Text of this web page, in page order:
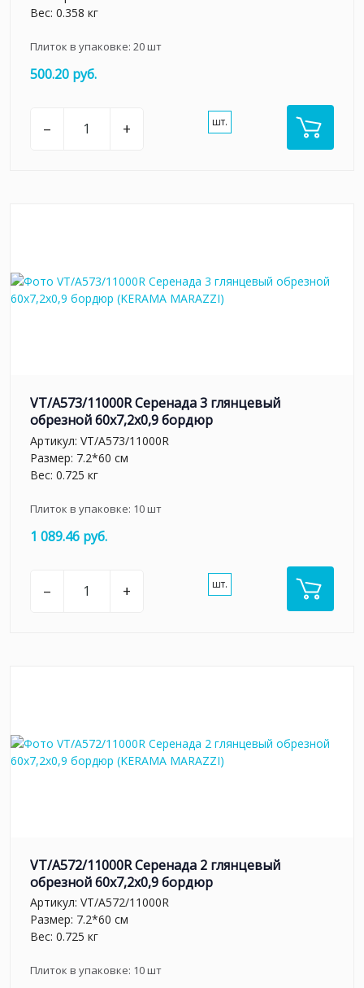
Вес: 0.358 кг
Плиток в упаковке: 20шт
500.20 руб.
– + шт.
VT/A573/11000R Серенада 3 глянцевый
обрезной 60x7,2x0,9 бордюр
Артикул: VT/A573/11000R
Размер: 7.2*60 см
Вес: 0.725 кг
Плиток в упаковке: 10шт
1 089.46 руб.
– + шт.
VT/A572/11000R Серенада 2 глянцевый
обрезной 60x7,2x0,9 бордюр
Артикул: VT/A572/11000R
Размер: 7.2*60 см
Вес: 0.725 кг
Плиток в упаковке: 10шт